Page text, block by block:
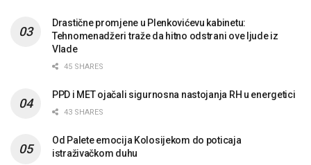
Drastične promjene u Plenkovićevu kabinetu:
Tehnomenadžeri traže da hitno odstrani ove ljude iz
Vlade
45 SHARES
PPD i MET ojačali sigurnosna nastojanja RH u energetici
43 SHARES
Od Palete emocija Kolosijekom do poticaja
istraživačkom duhu